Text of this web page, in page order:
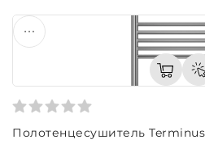
Полотенцесушитель